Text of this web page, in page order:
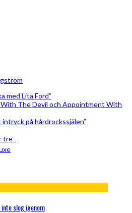
med Lita Ford”
With The Devil och Appointment With
på hårdrockssjälen”
tre
slog igenom